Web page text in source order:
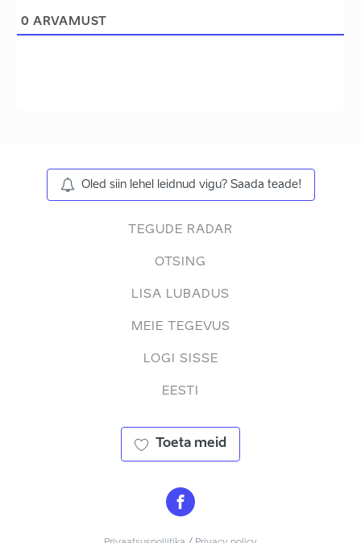
0 ARVAMUST
Oled siin lehel leidnud vigu? Saada teade!
TEGUDE RADAR
OTSING
LISA LUBADUS
MEIE TEGEVUS
LOGI SISSE
EESTI
Toeta meid